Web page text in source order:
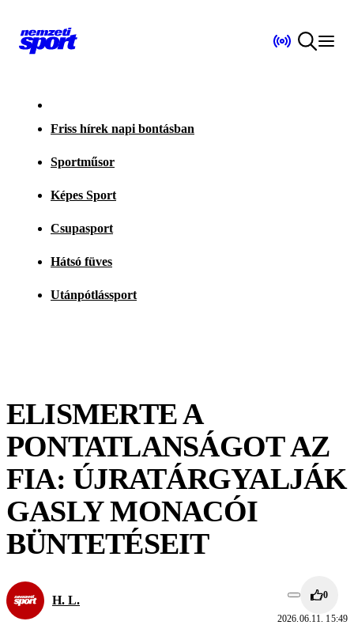
Friss hírek napi bontásban
Sportműsor
Képes Sport
Csupasport
Hátsó füves
Utánpótlássport
ELISMERTE A
PONTATLANSÁGOT AZ
FIA: ÚJRATÁRGYALJÁK
GASLY MONACÓI
BÜNTETÉSEIT
H. L. 0
2026.06.11. 15:49